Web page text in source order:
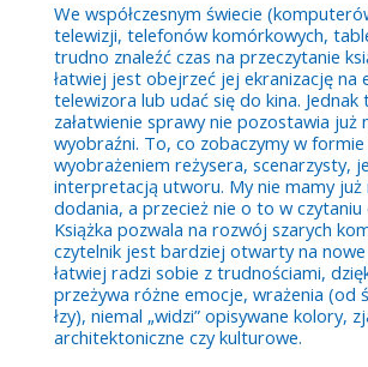
We współczesnym świecie
telewizji, telefonów komórkowych,
trudno znaleźć czas na przeczytanie
łatwiej jest obejrzeć jej ekranizację na
telewizora lub udać się do kina. Jednak
załatwienie sprawy nie pozostawia już
wyobraźni. To, co zobaczymy w
wyobrażeniem reżysera, scenarzysty,
interpretacją utworu. My nie mamy już
dodania, a przecież nie o to w czytaniu
Książka pozwala na rozwój szarych
czytelnik jest bardziej otwarty na nowe
łatwiej radzi sobie z trudnościami,
przeżywa różne emocje, wrażenia (od
łzy), niemal „widzi” opisywane kolory,
architektoniczne czy kulturowe.